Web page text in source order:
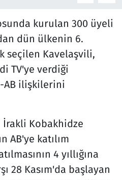
kurulan 300 üyeli
dün ülkenin 6.
seçilen Kavelaşvili,
TV'ye verdiği
AB ilişkilerini
İrakli Kobakhidze
AB'ye katılım
4 yıllığına
28 Kasım'da başlayan